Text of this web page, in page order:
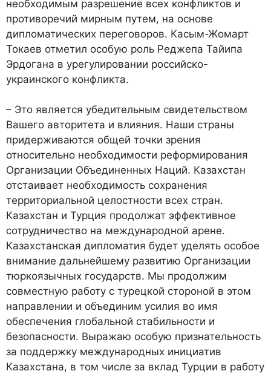
необходимым разрешение всех конфликтов и
противоречий мирным путем, на основе
дипломатических переговоров. Касым-Жомарт
Токаев отметил особую роль Реджепа Тайипа
Эрдогана в урегулировании российско-
украинского конфликта.
– Это является убедительным свидетельством
Вашего авторитета и влияния. Наши страны
придерживаются общей точки зрения
относительно необходимости реформирования
Организации Объединенных Наций. Казахстан
отстаивает необходимость сохранения
территориальной целостности всех стран.
Казахстан и Турция продолжат эффективное
сотрудничество на международной арене.
Казахстанская дипломатия будет уделять особое
внимание дальнейшему развитию Организации
тюркоязычных государств. Мы продолжим
совместную работу с турецкой стороной в этом
направлении и объединим усилия во имя
обеспечения глобальной стабильности и
безопасности. Выражаю особую признательность
за поддержку международных инициатив
Казахстана, в том числе за вклад Турции в работу